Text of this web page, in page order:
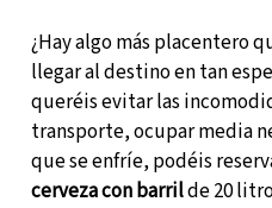
¿Hay algo más placentero
llegar al destino en tan
queréis evitar las
transporte, ocupar media
que se enfríe, podéis
cerveza con barrilde 20